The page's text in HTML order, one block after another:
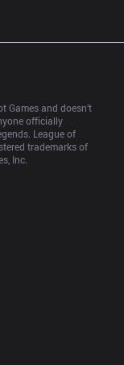
Games and doesn’t
officially
League of
trademarks of
Inc.